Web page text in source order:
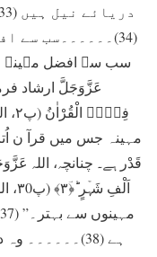
سب سے افضل مہینہ
عَزَّوَجَلَّ ارشاد
قَدْر ہے۔ چنانچہ، اللہ